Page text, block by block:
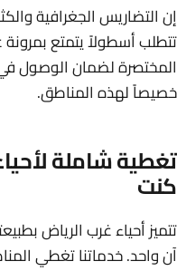
إن التضاريس الجغرافية
تتطلب أسطولاً يتمتع
المختصرة لضمان الوصول
خصيصاً لهذه المناطق.
تغطية شاملة
كنت
تتميز أحياء غرب الرياض
آن واحد. خدماتنا تغطي